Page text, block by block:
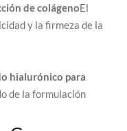
de colágenoEl
y la firmeza de la
hialurónico para
de la formulación